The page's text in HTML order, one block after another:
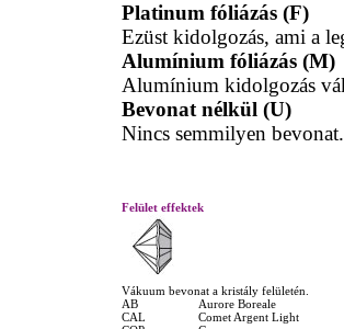
Platinum fóliázás (F)
Ezüst kidolgozás, ami a
Alumínium fóliázás (M)
Alumínium kidolgozás
Bevonat nélkül (U)
Nincs semmilyen bevonat.
Felület effektek
Vákuum bevonat a kristály felületén.
AB
Aurore Boreale
CAL
Comet Argent Light